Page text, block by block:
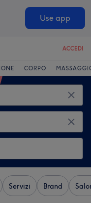
Use app
ACCEDI
CORPO
Servizi Brand